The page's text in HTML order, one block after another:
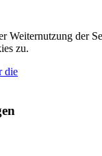
Weiternutzung der
zu.
die